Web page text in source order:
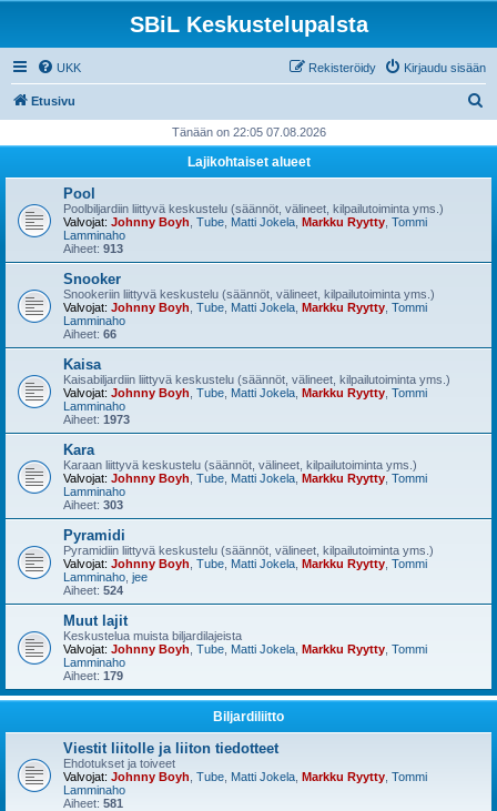
SBiL Keskustelupalsta
UKK Kirjaudu sisään
Rekisteröidy
Etusivu
i
Tänään on 22:05 07.08.2026
Lajikohtaiset alueet
Pool
Poolbiljardiin liittyvä keskustelu (säännöt, välineet, kilpailutoiminta yms.)
Valvojat: Johnny Boyh Tube Matti Jokela Markku Ryytty Tommi
Lamminaho
Aiheet: 913
Snooker
Snookeriin liittyvä keskustelu (säännöt, välineet, kilpailutoiminta yms.)
Valvojat: Johnny Boyh Tube Matti Jokela Markku Ryytty Tommi
Lamminaho
Aiheet: 66
Kaisa
Kaisabiljardiin liittyvä keskustelu (säännöt, välineet, kilpailutoiminta yms.)
Valvojat: Johnny Boyh Tube Matti Jokela Markku Ryytty Tommi
Lamminaho
Aiheet: 1973
Kara
Karaan liittyvä keskustelu (säännöt, välineet, kilpailutoiminta yms.)
Valvojat: Johnny Boyh Tube Matti Jokela Markku Ryytty Tommi
Lamminaho
Aiheet: 303
Pyramidi
Pyramidiin liittyvä keskustelu (säännöt, välineet, kilpailutoiminta yms.)
Valvojat: Johnny Boyh Tube Matti Jokela Markku Ryytty Tommi
Lamminaho jee
Aiheet: 524
Muut lajit
Keskustelua muista biljardilajeista
Valvojat: Johnny Boyh Tube Matti Jokela Markku Ryytty Tommi
Lamminaho
Aiheet: 179
Biljardiliitto
Viestit liitolle ja liiton tiedotteet
Ehdotukset ja toiveet
Valvojat: Johnny Boyh Tube Matti Jokela Markku Ryytty Tommi
Lamminaho
Aiheet: 581